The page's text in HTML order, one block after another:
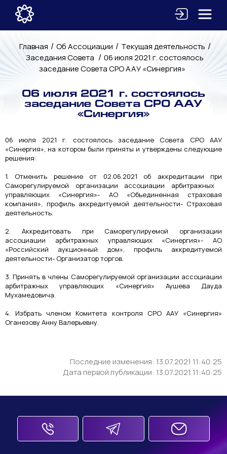
Главная / Об Ассоциации / Текущая деятельность /
Заседания Совета / 06 июля 2021 г. состоялось
заседание Совета СРО ААУ «Синергия»
06 июля 2021 г. состоялось
заседание Совета СРО ААУ
«Синергия»
06 июля 2021 г. состоялось заседание Совета СРО ААУ
«Синергия», на котором были приняты и утверждены следующие
решения:
1. Отменить решение от 02.06.2021 об аккредитации при
Саморегулируемой организации ассоциации арбитражных
управляющих «Синергия»- АО «Объединенная страховая
компания», профиль аккредитуемой деятельности- Страховая
деятельность.
2. Аккредитовать при Саморегулируемой организации
ассоциации арбитражных управляющих «Синергия»- АО
«Российский аукционный дом», профиль аккредитуемой
деятельности- Организатор торгов.
3. Принять в члены Саморегулируемой организации ассоциации
арбитражных управляющих «Синергия» Аушева Дауда
Мухамедовича.
4. Избрать членом Комитета контроля СРО ААУ «Синергия»
Оганезову Анну Валерьевну.
Последние изменения: 13.07.2021 11:40:25
Дата первой публикации: 13.07.2021 11:40:25